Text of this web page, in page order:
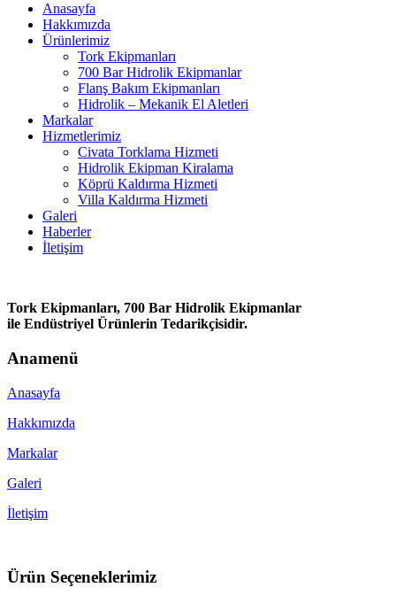
Anasayfa
Hakkımızda
Ürünlerimiz
Tork Ekipmanları
700 Bar Hidrolik Ekipmanlar
Flanş Bakım Ekipmanları
Hidrolik – Mekanik El Aletleri
Markalar
Hizmetlerimiz
Civata Torklama Hizmeti
Hidrolik Ekipman Kiralama
Köprü Kaldırma Hizmeti
Villa Kaldırma Hizmeti
Galeri
Haberler
İletişim
Tork Ekipmanları, 700 Bar Hidrolik Ekipmanlar
ile Endüstriyel Ürünlerin Tedarikçisidir.
Anamenü
Anasayfa
Hakkımızda
Markalar
Galeri
İletişim
Ürün Seçeneklerimiz